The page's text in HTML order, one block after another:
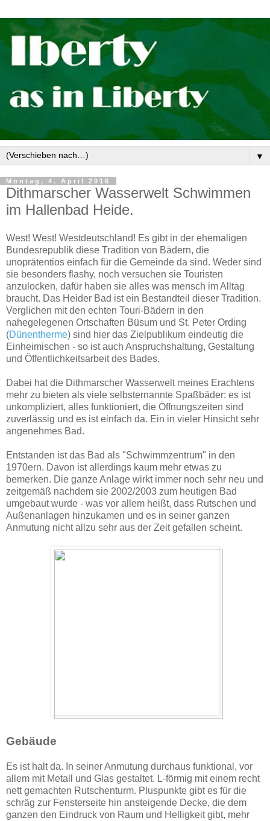
▼
Montag, 4. April 2016
Dithmarscher Wasserwelt Schwimmen
im Hallenbad Heide.
West! West! Westdeutschland! Es gibt in der ehemaligen
Bundesrepublik diese Tradition von Bädern, die
unoprätentios einfach für die Gemeinde da sind. Weder sind
sie besonders flashy, noch versuchen sie Touristen
anzulocken, dafür haben sie alles was mensch im Alltag
braucht. Das Heider Bad ist ein Bestandteil dieser Tradition.
Verglichen mit den echten Touri-Bädern in den
nahegelegenen Ortschaften Büsum und St. Peter Ording
(Dünentherme) sind hier das Zielpublikum eindeutig die
Einheimischen - so ist auch Anspruchshaltung, Gestaltung
und Öffentlichkeitsarbeit des Bades.
Dabei hat die Dithmarscher Wasserwelt meines Erachtens
mehr zu bieten als viele selbsternannte Spaßbäder: es ist
unkompliziert, alles funktioniert, die Öffnungszeiten sind
zuverlässig und es ist einfach da. Ein in vieler Hinsicht sehr
angenehmes Bad.
Entstanden ist das Bad als "Schwimmzentrum" in den
1970ern. Davon ist allerdings kaum mehr etwas zu
bemerken. Die ganze Anlage wirkt immer noch sehr neu und
zeitgemäß nachdem sie 2002/2003 zum heutigen Bad
umgebaut wurde - was vor allem heißt, dass Rutschen und
Außenanlagen hinzukamen und es in seiner ganzen
Anmutung nicht allzu sehr aus der Zeit gefallen scheint.
Gebäude
Es ist halt da. In seiner Anmutung durchaus funktional, vor
allem mit Metall und Glas gestaltet. L-förmig mit einem recht
nett gemachten Rutschenturm. Pluspunkte gibt es für die
schräg zur Fensterseite hin ansteigende Decke, die dem
ganzen den Eindruck von Raum und Helligkeit gibt, mehr